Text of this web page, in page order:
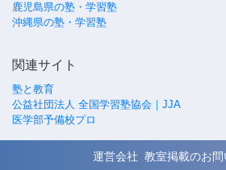
鹿児島県の塾・学習塾
沖縄県の塾・学習塾
関連サイト
塾と教育
公益社団法人 全国学習塾協会｜JJA
医学部予備校プロ
運営会社 教室掲載のお